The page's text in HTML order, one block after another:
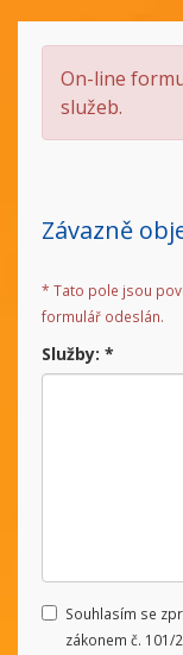
On-line
služeb.
Závazně
* Tato pole jsou
formulář odeslán.
Služby: *
Souhlasím se
zákonem č. 101/